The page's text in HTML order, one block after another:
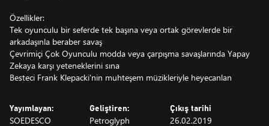
Özellikler:
Tek oyunculu bir seferde tek başına veya ortak görevlerde bir
arkadaşınla beraber savaş
Çevrimiçi Çok Oyunculu modda veya çarpışma savaşlarında Yapay
Zekaya karşı yeteneklerini sına
Besteci Frank Klepacki'nin muhteşem müzikleriyle heyecanlan
Yayımlayan:
SOEDESCO
Geliştiren:
Petroglyph
Çıkış tarihi
26.02.2019